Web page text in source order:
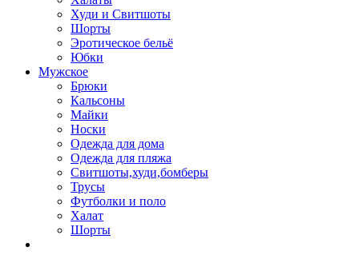
Худи и Свитшоты
Шорты
Эротическое бельё
Юбки
Мужское
Брюки
Кальсоны
Майки
Носки
Одежда для дома
Одежда для пляжа
Свитшоты,худи,бомберы
Трусы
Футболки и поло
Халат
Шорты